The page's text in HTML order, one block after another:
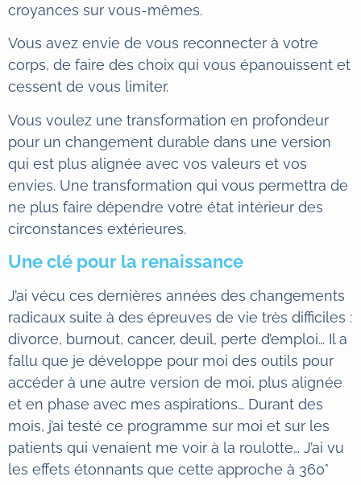
croyances sur vous-mêmes.
Vous avez envie de vous reconnecter à votre
corps, de faire des choix qui vous épanouissent et
cessent de vous limiter.
Vous voulez une transformation en profondeur
pour un changement durable dans une version
qui est plus alignée avec vos valeurs et vos
envies. Une transformation qui vous permettra de
ne plus faire dépendre votre état intérieur des
circonstances extérieures.
Une clé pour la renaissance
J’ai vécu ces dernières années des changements
radicaux suite à des épreuves de vie très difficiles :
divorce, burnout, cancer, deuil, perte d’emploi… Il a
fallu que je développe pour moi des outils pour
accéder à une autre version de moi, plus alignée
et en phase avec mes aspirations… Durant des
mois, j’ai testé ce programme sur moi et sur les
patients qui venaient me voir à la roulotte… J’ai vu
les effets étonnants que cette approche à 360°